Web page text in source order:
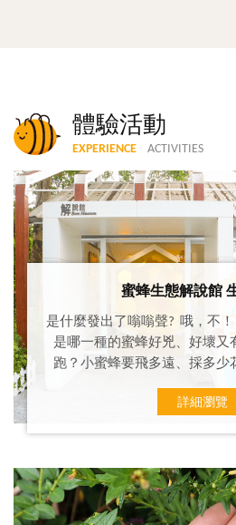
體驗活動
EXPERIENCE ACTIVITIES
蜜蜂生態解說館
是什麼發出了嗡嗡聲? 哦，不！
是哪一種的蜜蜂好兇、好壞又
跑？小蜜蜂要飛多遠、採多少
麼模樣？女王蜂的天空婚禮，
快來一段與小小蜜蜂互
詳細瀏覽